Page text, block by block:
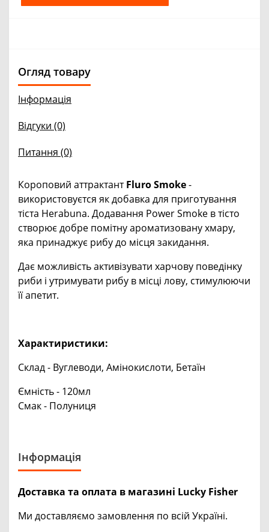
Огляд товару
Інформація
Відгуки (0)
Питання (0)
Короповий аттрактантFluro Smoke-
використовуєтся як добавка для приготування
тіста Herabuna. Додавання Power Smoke в тісто
створює добре помітну ароматизовану хмару,
яка принаджує рибу до місця закидання.
Дає можливість активізувати харчову поведінку
риби і утримувати рибу в місці лову, стимулюючи
її апетит.
Характиристики:
Склад - Вуглеводи, Амінокислоти, Бетаїн
Ємність - 120мл
Смак - Полуниця
Інформація
Доставка та оплата в магазині Lucky Fisher
Ми доставляємо замовлення по всій Україні.